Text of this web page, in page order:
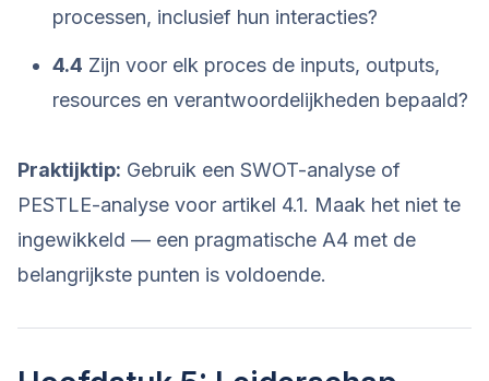
processen, inclusief hun interacties?
4.4 Zijn voor elk proces de inputs, outputs,
resources en verantwoordelijkheden bepaald?
Praktijktip: Gebruik een SWOT-analyse of
PESTLE-analyse voor artikel 4.1. Maak het niet te
ingewikkeld — een pragmatische A4 met de
belangrijkste punten is voldoende.